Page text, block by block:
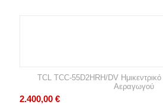
TCL TCC-55D2HRH/DV Ημικεντρικό
Αεραγωγού
2.400,00 €